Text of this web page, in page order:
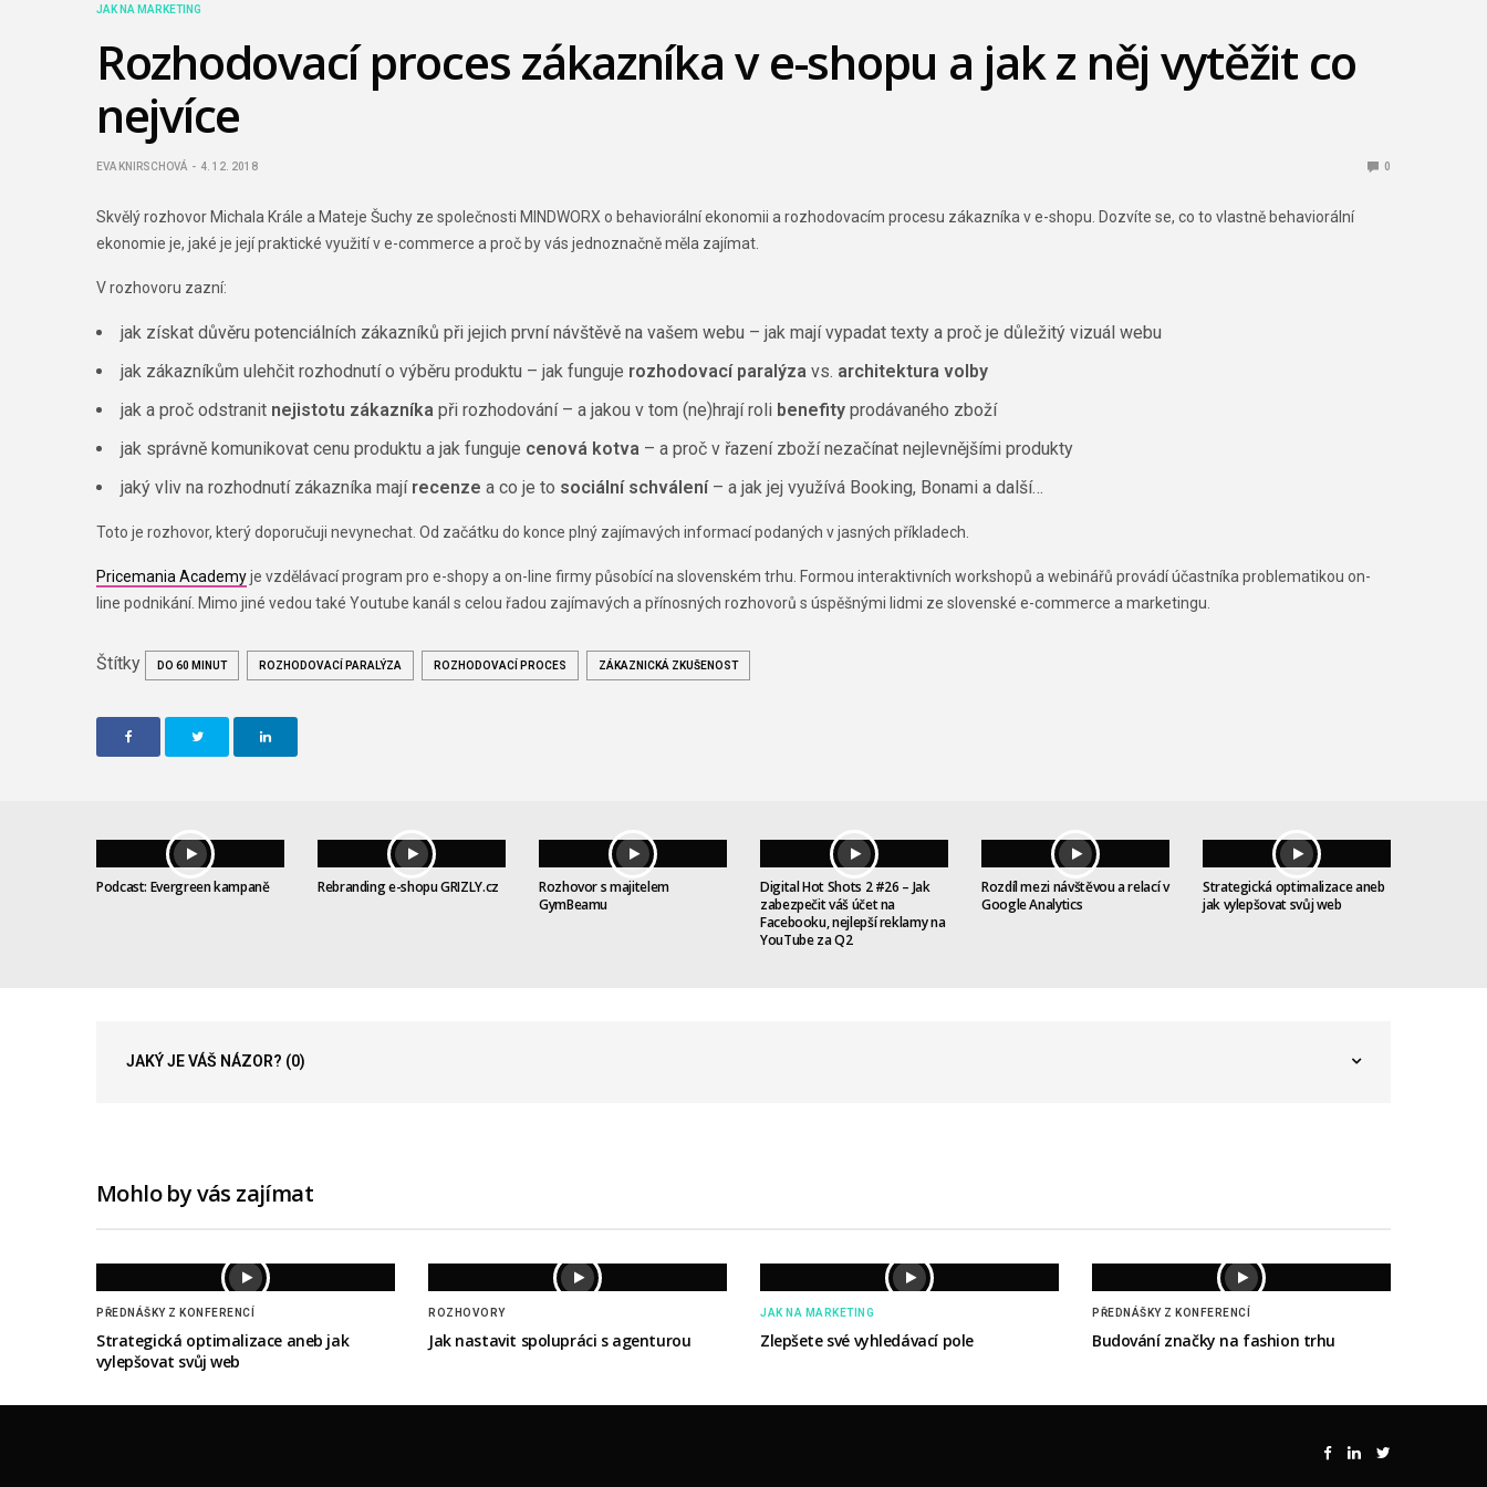
JAK NA MARKETING
Rozhodovací proces zákazníka v e-shopu a jak z něj vytěžit co
nejvíce
EVA KNIRSCHOVÁ 4. 12. 2018 0
Skvělý rozhovor Michala Krále a Mateje Šuchy ze společnosti MINDWORX o behaviorální ekonomii a rozhodovacím procesu zákazníka v e-shopu. Dozvíte se, co to vlastně behaviorální
ekonomie je, jaké je její praktické využití v e-commerce a proč by vás jednoznačně měla zajímat.
V rozhovoru zazní:
jak získat důvěru potenciálních zákazníků při jejich první návštěvě na vašem webu – jak mají vypadat texty a proč je důležitý vizuál webu
jak zákazníkům ulehčit rozhodnutí o výběru produktu – jak funguje rozhodovací paralýza vs. architektura volby
jak a proč odstranit nejistotu zákazníka při rozhodování – a jakou v tom (ne)hrají roli benefity prodávaného zboží
jak správně komunikovat cenu produktu a jak funguje cenová kotva – a proč v řazení zboží nezačínat nejlevnějšími produkty
jaký vliv na rozhodnutí zákazníka mají recenze a co je to sociální schválení– a jak jej využívá Booking, Bonami a další…
Toto je rozhovor, který doporučuji nevynechat. Od začátku do konce plný zajímavých informací podaných v jasných příkladech.
Pricemania Academyje vzdělávací program pro e-shopy a on-line firmy působící na slovenském trhu. Formou interaktivních workshopů a webinářů provádí účastníka problematikou on-
line podnikání. Mimo jiné vedou také Youtube kanál s celou řadou zajímavých a přínosných rozhovorů s úspěšnými lidmi ze slovenské e-commerce a marketingu.
Štítky DO 60 MINUT ROZHODOVACÍ PARALÝZA ROZHODOVACÍ PROCES ZÁKAZNICKÁ ZKUŠENOST
Podcast: Evergreen kampaně Rebranding e-shopu GRIZLY.cz
Rozhovor s majitelem
GymBeamu
Digital Hot Shots 2 #26 – Jak
zabezpečit váš účet na
Facebooku, nejlepší reklamy na
YouTube za Q2
Rozdíl mezi návštěvou a relací v
Google Analytics
Strategická optimalizace aneb
jak vylepšovat svůj web
JAKÝ JE VÁŠ NÁZOR? (0)
Mohlo by vás zajímat
PŘEDNÁŠKY Z KONFERENCÍ
Strategická optimalizace aneb jak
vylepšovat svůj web
ROZHOVORY
Jak nastavit spolupráci s agenturou
JAK NA MARKETING
Zlepšete své vyhledávací pole
PŘEDNÁŠKY Z KONFERENCÍ
Budování značky na fashion trhu